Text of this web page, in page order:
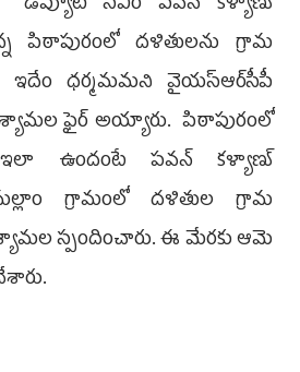
పిఠాపురంలో దళితుల‌ను గ్రామ
ధ‌ర్మ‌మ‌మ‌ని వైయ‌స్ఆర్‌సీపీ
ఫైర్ అయ్యారు. పిఠాపురంలో
ఇలా ఉందంటే ప‌వ‌న్ క‌ళ్యాణ్
గ్రామంలో ద‌ళితుల గ్రామ
స్పందించారు. ఈ మేర‌కు ఆమె